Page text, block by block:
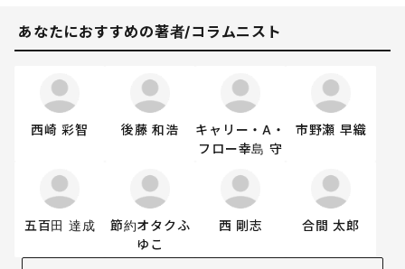
あなたにおすすめの著者/コラムニスト
西崎 彩智 後藤 和浩
キャリー・A・
フロー幸島 守
市野瀬 早織
五百田 達成
節約オタクふ
ゆこ
西 剛志 合間 太郎